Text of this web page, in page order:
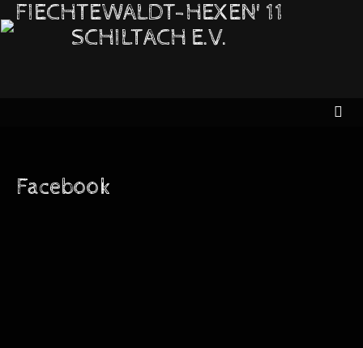
FIECHTEWALDT-HEXEN' 11
SCHILTACH E.V.
Facebook